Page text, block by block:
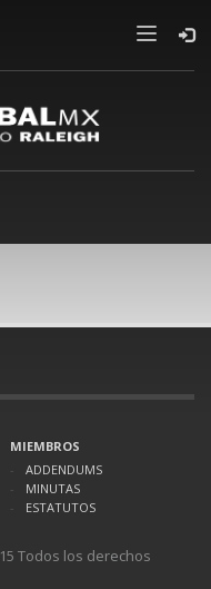
MIEMBROS
ADDENDUMS
MINUTAS
ESTATUTOS
Todos los derechos